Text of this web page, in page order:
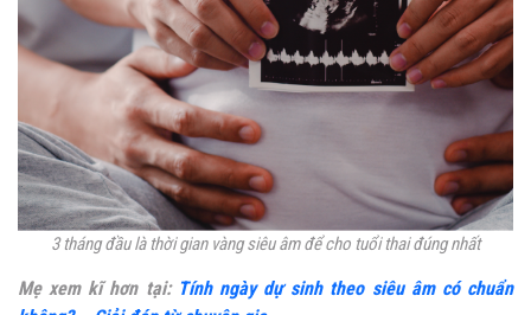
3 tháng đầu là thời gian vàng siêu âm để cho tuổi thai đúng nhất
Mẹ xem kĩ hơn tại: Tính ngày dự sinh theo siêu âm có chuẩn